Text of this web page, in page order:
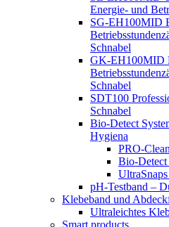
Energie- und
SG-EH100MID
Schnabel
GK-EH100MID
Schnabel
SDT100
Schnabel
Bio-Detect
Hygiena
PRO-
Bio-Detect
pH-Testband –
Klebeband und
Ultraleichtes
Smart products